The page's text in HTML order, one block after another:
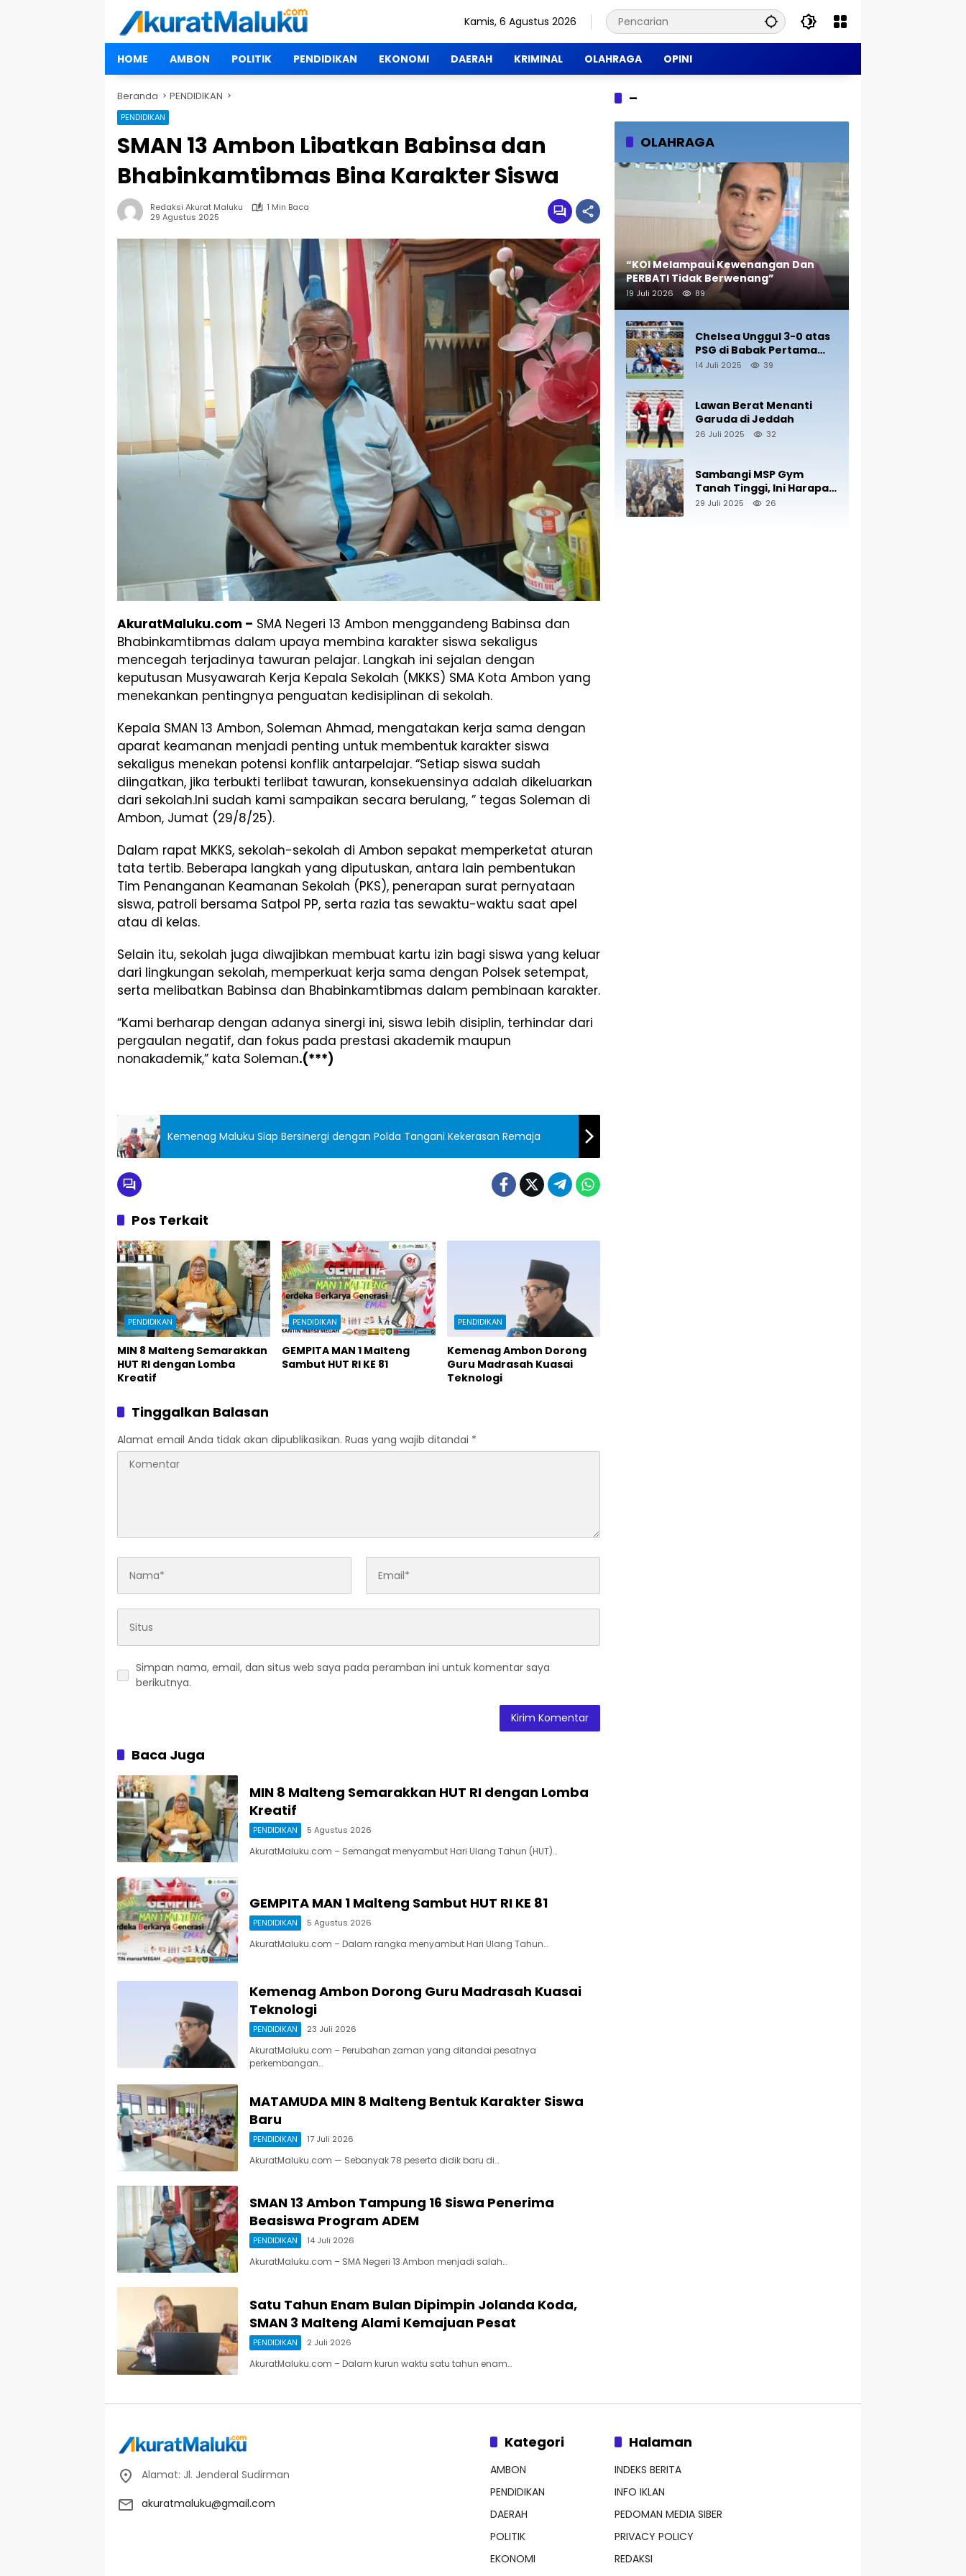
Kamis, 6 Agustus 2026
HOME AMBON POLITIK PENDIDIKAN EKONOMI DAERAH KRIMINAL OLAHRAGA OPINI
Beranda PENDIDIKAN
PENDIDIKAN
SMAN 13 Ambon Libatkan Babinsa dan
Bhabinkamtibmas Bina Karakter Siswa
Redaksi Akurat Maluku
1 Min Baca
29 Agustus 2025
AkuratMaluku.com – SMA Negeri 13 Ambon menggandeng Babinsa dan
Bhabinkamtibmas dalam upaya membina karakter siswa sekaligus
mencegah terjadinya tawuran pelajar. Langkah ini sejalan dengan
keputusan Musyawarah Kerja Kepala Sekolah (MKKS) SMA Kota Ambon yang
menekankan pentingnya penguatan kedisiplinan di sekolah.
Kepala SMAN 13 Ambon, Soleman Ahmad, mengatakan kerja sama dengan
aparat keamanan menjadi penting untuk membentuk karakter siswa
sekaligus menekan potensi konflik antarpelajar. “Setiap siswa sudah
diingatkan, jika terbukti terlibat tawuran, konsekuensinya adalah dikeluarkan
dari sekolah.Ini sudah kami sampaikan secara berulang, ” tegas Soleman di
Ambon, Jumat (29/8/25).
Dalam rapat MKKS, sekolah-sekolah di Ambon sepakat memperketat aturan
tata tertib. Beberapa langkah yang diputuskan, antara lain pembentukan
Tim Penanganan Keamanan Sekolah (PKS), penerapan surat pernyataan
siswa, patroli bersama Satpol PP, serta razia tas sewaktu-waktu saat apel
atau di kelas.
Selain itu, sekolah juga diwajibkan membuat kartu izin bagi siswa yang keluar
dari lingkungan sekolah, memperkuat kerja sama dengan Polsek setempat,
serta melibatkan Babinsa dan Bhabinkamtibmas dalam pembinaan karakter.
“Kami berharap dengan adanya sinergi ini, siswa lebih disiplin, terhindar dari
pergaulan negatif, dan fokus pada prestasi akademik maupun
nonakademik,” kata Soleman.(***)
Kemenag Maluku Siap Bersinergi dengan Polda Tangani Kekerasan Remaja
Pos Terkait
PENDIDIKAN
MIN 8 Malteng Semarakkan
HUT RI dengan Lomba
Kreatif
PENDIDIKAN
GEMPITA MAN 1 Malteng
Sambut HUT RI KE 81
PENDIDIKAN
Kemenag Ambon Dorong
Guru Madrasah Kuasai
Teknologi
Tinggalkan Balasan
Alamat email Anda tidak akan dipublikasikan. Ruas yang wajib ditandai *
Simpan nama, email, dan situs web saya pada peramban ini untuk komentar saya
berikutnya.
Baca Juga
MIN 8 Malteng Semarakkan HUT RI dengan Lomba
Kreatif
PENDIDIKAN 5 Agustus 2026
AkuratMaluku.com – Semangat menyambut Hari Ulang Tahun (HUT)…
GEMPITA MAN 1 Malteng Sambut HUT RI KE 81
PENDIDIKAN 5 Agustus 2026
AkuratMaluku.com – Dalam rangka menyambut Hari Ulang Tahun…
Kemenag Ambon Dorong Guru Madrasah Kuasai
Teknologi
PENDIDIKAN 23 Juli 2026
AkuratMaluku.com – Perubahan zaman yang ditandai pesatnya
perkembangan…
MATAMUDA MIN 8 Malteng Bentuk Karakter Siswa
Baru
PENDIDIKAN 17 Juli 2026
AkuratMaluku.com — Sebanyak 78 peserta didik baru di…
SMAN 13 Ambon Tampung 16 Siswa Penerima
Beasiswa Program ADEM
PENDIDIKAN 14 Juli 2026
AkuratMaluku.com – SMA Negeri 13 Ambon menjadi salah…
Satu Tahun Enam Bulan Dipimpin Jolanda Koda,
SMAN 3 Malteng Alami Kemajuan Pesat
PENDIDIKAN 2 Juli 2026
AkuratMaluku.com – Dalam kurun waktu satu tahun enam…
–
OLAHRAGA
“KOI Melampaui Kewenangan Dan
PERBATI Tidak Berwenang”
19 Juli 2026 89
Chelsea Unggul 3-0 atas
PSG di Babak Pertama
Final Piala Dunia
14 Juli 2025 39
Lawan Berat Menanti
Garuda di Jeddah
26 Juli 2025 32
Sambangi MSP Gym
Tanah Tinggi, Ini Harapan
Nono Sampono
29 Juli 2025 26
Alamat: Jl. Jenderal Sudirman
akuratmaluku@gmail.com
Kategori
AMBON
PENDIDIKAN
DAERAH
POLITIK
EKONOMI
Halaman
INDEKS BERITA
INFO IKLAN
PEDOMAN MEDIA SIBER
PRIVACY POLICY
REDAKSI